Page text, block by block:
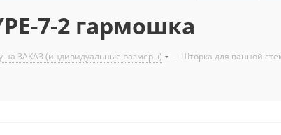
7-2 гармошка
на ЗАКАЗ (индивидуальные размеры) - Шторка для ванной